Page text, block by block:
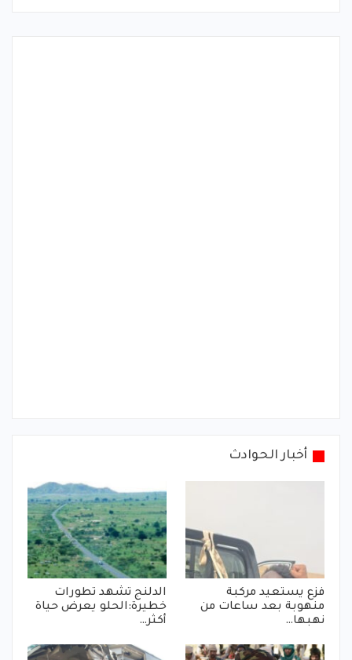
أخبار الحوادث
فزع يستعيد مركبة
منهوبة بعد ساعات من
نهبها…
الدلنج تشهد تطورات
خطيرة:الحلو يعرض حياة
أكثر…